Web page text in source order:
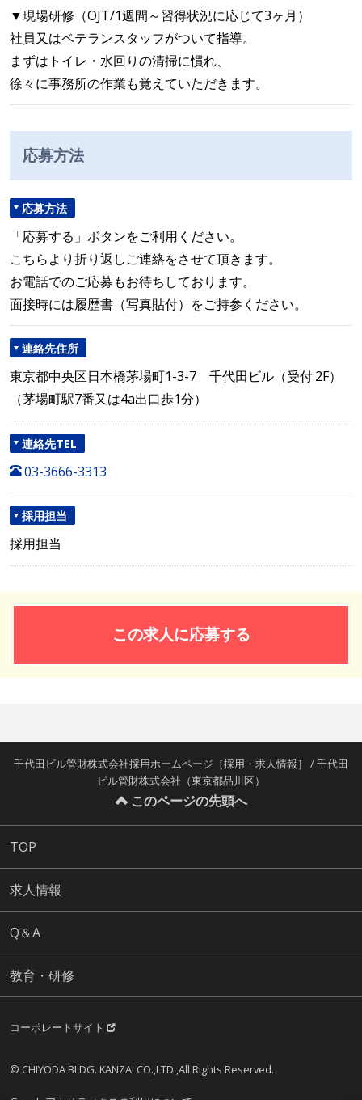
▼現場研修（OJT/1週間～習得状況に応じて3ヶ月）
社員又はベテランスタッフがついて指導。
まずはトイレ・水回りの清掃に慣れ、
徐々に事務所の作業も覚えていただきます。
応募方法
応募方法
「応募する」ボタンをご利用ください。
こちらより折り返しご連絡をさせて頂きます。
お電話でのご応募もお待ちしております。
面接時には履歴書（写真貼付）をご持参ください。
連絡先住所
東京都中央区日本橋茅場町1-3-7 千代田ビル（受付:2F）
（茅場町駅7番又は4a出口歩1分）
連絡先TEL
03-3666-3313
採用担当
採用担当
この求人に応募する
千代田ビル管財株式会社採用ホームページ［採用・求人情報］ / 千代田
ビル管財株式会社（東京都品川区）
このページの先頭へ
TOP
求人情報
Q＆A
教育・研修
コーポレートサイト
© CHIYODA BLDG. KANZAI CO.,LTD.,All Rights Reserved.